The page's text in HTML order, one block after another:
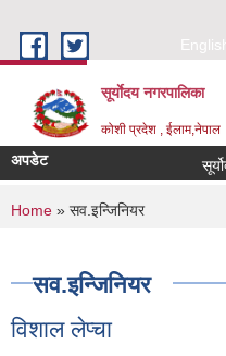
English
सूर्याेदय नगरपालिका
कोशी प्रदेश , ईलाम,नेपाल
अपडेट
You are here
Home » सव.इन्जिनियर
सव.इन्जिनियर
विशाल लेप्चा